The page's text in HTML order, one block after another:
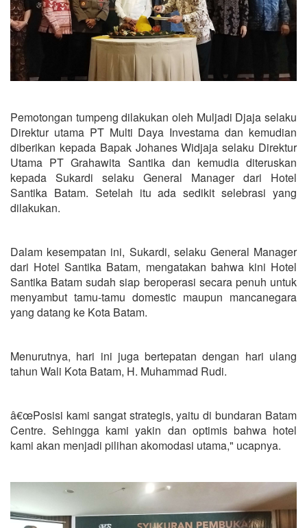
Pemotongan tumpeng dilakukan oleh Muljadi Djaja selaku
Direktur utama PT Multi Daya Investama dan kemudian
diberikan kepada Bapak Johanes Widjaja selaku Direktur
Utama PT Grahawita Santika dan kemudia diteruskan
kepada Sukardi selaku General Manager dari Hotel
Santika Batam. Setelah itu ada sedikit selebrasi yang
dilakukan.
Dalam kesempatan ini, Sukardi, selaku General Manager
dari Hotel Santika Batam, mengatakan bahwa kini Hotel
Santika Batam sudah siap beroperasi secara penuh untuk
menyambut tamu-tamu domestic maupun mancanegara
yang datang ke Kota Batam.
Menurutnya, hari ini juga bertepatan dengan hari ulang
tahun Wali Kota Batam, H. Muhammad Rudi.
â€œPosisi kami sangat strategis, yaitu di bundaran Batam
Centre. Sehingga kami yakin dan optimis bahwa hotel
kami akan menjadi pilihan akomodasi utama," ucapnya.